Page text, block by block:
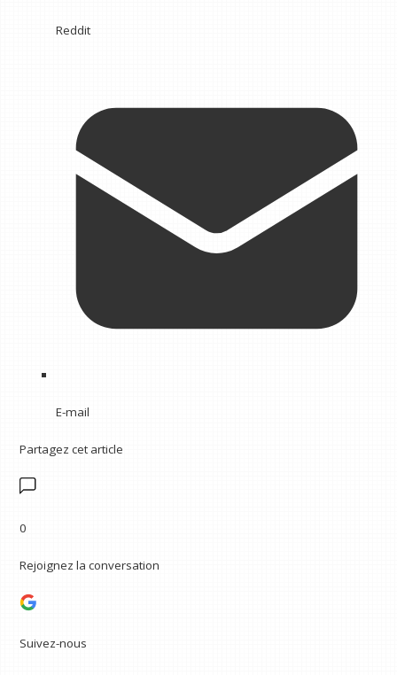
Reddit
E-mail
Partagez cet article
0
Rejoignez la conversation
Suivez-nous